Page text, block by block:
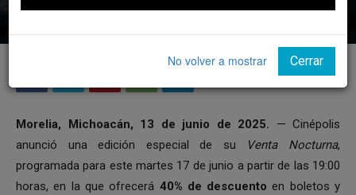
Morelia, Michoacán, 13 de junio de 2025. — Cinépolis
anunció una edición especial de su
Venta Nocturna,
programada para este martes 17 de junio a partir de las 19:00
horas, en la que ofrecerá 40% de descuento en boletos y
No volver a mostrar Cerrar